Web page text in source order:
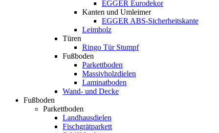
EGGER Eurodekor
Kanten und Umleimer
EGGER ABS-Sicherheitskante
Leimholz
Türen
Ringo Tür Stumpf
Fußboden
Parkettboden
Massivholzdielen
Laminatboden
Wand- und Decke
Fußboden
Parkettboden
Landhausdielen
Fischgrätparkett